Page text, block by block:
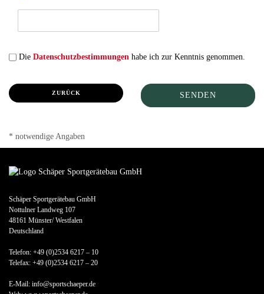
DATENSCHUTZBESTIMMUNGEN
Die Datenschutzbestimmungen habe ich zur Kenntnis genommen.
ZURÜCK SENDEN
* notwendige Angaben
Schäper Sportgerätebau GmbH
Nottulner Landweg 107
48161 Münster/ Westfalen
Deutschland
Telefon: +49 (0)2534 6217 – 10
Telefax: +49 (0)2534 6217 – 20
E-Mail: info@sportschaeper.de